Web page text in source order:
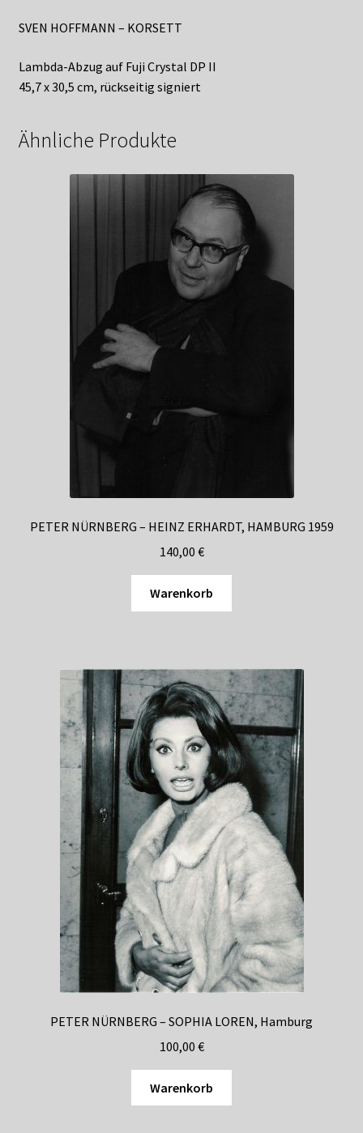
SVEN HOFFMANN – KORSETT
Lambda-Abzug auf Fuji Crystal DP II
45,7 x 30,5 cm, rückseitig signiert
Ähnliche Produkte
PETER NÜRNBERG – HEINZ ERHARDT, HAMBURG 1959
140,00 €
Warenkorb
PETER NÜRNBERG – SOPHIA LOREN, Hamburg
100,00 €
Warenkorb